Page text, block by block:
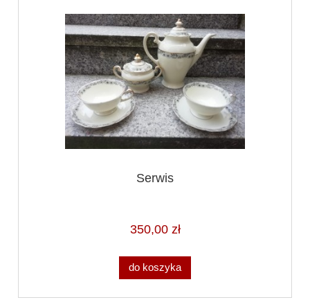
Serwis
350,00 zł
do koszyka